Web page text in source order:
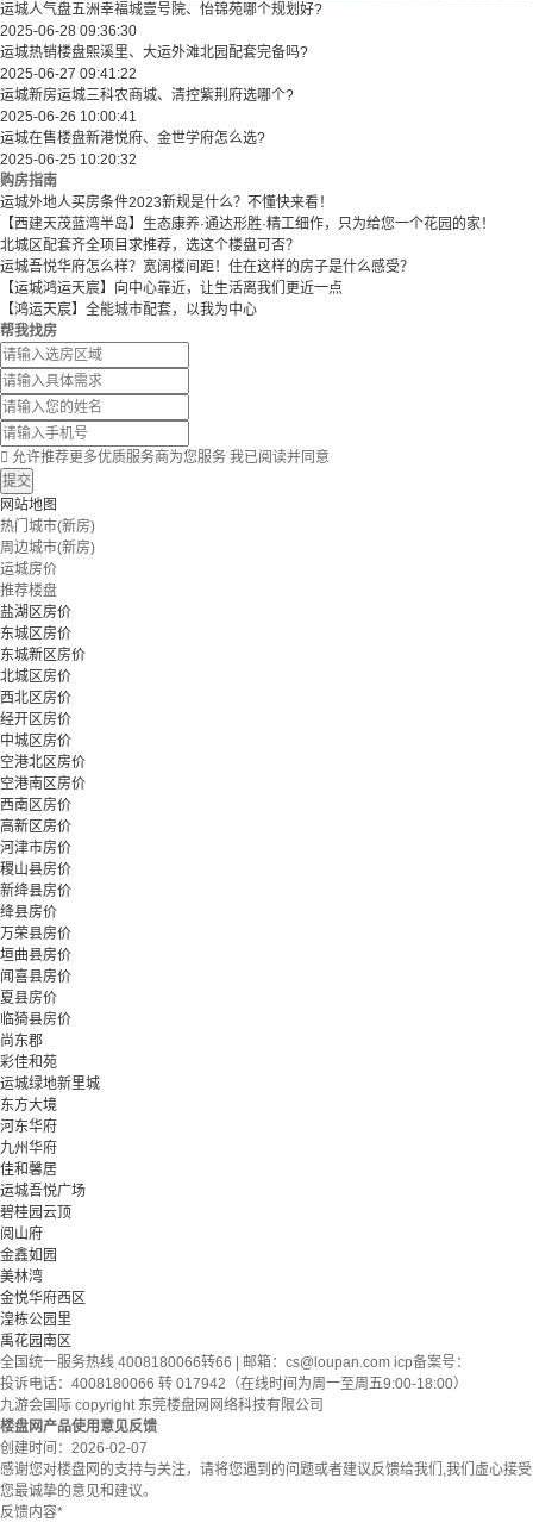
运城人气盘五洲幸福城壹号院、怡锦苑哪个规划好?
2025-06-28 09:36:30
运城热销楼盘熙溪里、大运外滩北园配套完备吗?
2025-06-27 09:41:22
运城新房运城三科农商城、清控紫荆府选哪个?
2025-06-26 10:00:41
运城在售楼盘新港悦府、金世学府怎么选?
2025-06-25 10:20:32
购房指南
运城外地人买房条件2023新规是什么？不懂快来看！
【西建天茂蓝湾半岛】生态康养·通达形胜·精工细作，只为给您一个花园的家！
北城区配套齐全项目求推荐，选这个楼盘可否？
运城吾悦华府怎么样？宽阔楼间距！住在这样的房子是什么感受？
【运城鸿运天宸】向中心靠近，让生活离我们更近一点
【鸿运天宸】全能城市配套，以我为中心
帮我找房
 允许推荐更多优质服务商为您服务 我已阅读并同意
提交
网站地图
热门城市(新房)
周边城市(新房)
运城房价
推荐楼盘
盐湖区房价
东城区房价
东城新区房价
北城区房价
西北区房价
经开区房价
中城区房价
空港北区房价
空港南区房价
西南区房价
高新区房价
河津市房价
稷山县房价
新绛县房价
绛县房价
万荣县房价
垣曲县房价
闻喜县房价
夏县房价
临猗县房价
尚东郡
彩佳和苑
运城绿地新里城
东方大境
河东华府
九州华府
佳和馨居
运城吾悦广场
碧桂园云顶
阅山府
金鑫如园
美林湾
金悦华府西区
湟栋公园里
禹花园南区
全国统一服务热线 4008180066转66 | 邮箱： cs@loupan.com icp备案号：
投诉电话：4008180066 转 017942（在线时间为周一至周五9:00-18:00）
九游会国际 copyright 东莞楼盘网网络科技有限公司
楼盘网产品使用意见反馈
创建时间： 2026-02-07
感谢您对楼盘网的支持与关注，请将您遇到的问题或者建议反馈给我们,我们虚心接受
您最诚挚的意见和建议。
反馈内容*